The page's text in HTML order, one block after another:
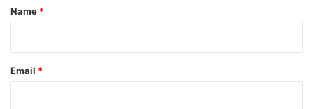
*
Name *
Email *